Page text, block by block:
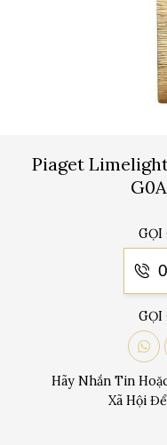
Piaget
GỌI
GỌI
Hãy Nhắn Tin
Xã Hội